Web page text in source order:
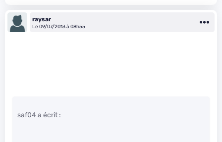
raysar
Le 09/07/2013 à 08h55
saf04 a écrit :